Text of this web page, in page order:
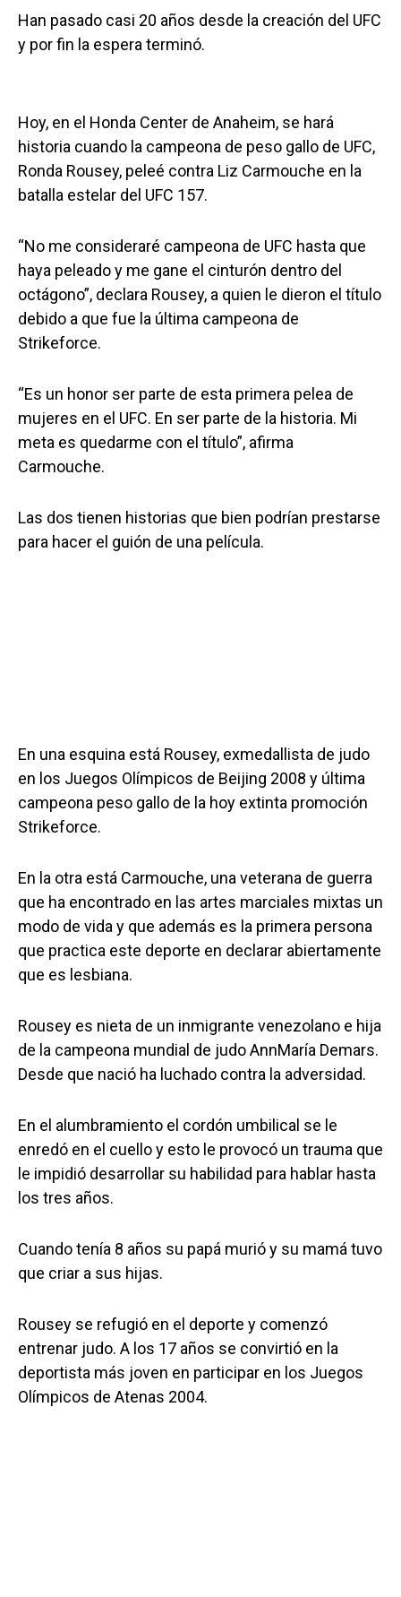
Han pasado casi 20 años desde la creación del UFC
y por fin la espera terminó.
Hoy, en el Honda Center de Anaheim, se hará
historia cuando la campeona de peso gallo de UFC,
Ronda Rousey, peleé contra Liz Carmouche en la
batalla estelar del UFC 157.
“No me consideraré campeona de UFC hasta que
haya peleado y me gane el cinturón dentro del
octágono”, declara Rousey, a quien le dieron el título
debido a que fue la última campeona de
Strikeforce.
“Es un honor ser parte de esta primera pelea de
mujeres en el UFC. En ser parte de la historia. Mi
meta es quedarme con el título”, afirma
Carmouche.
Las dos tienen historias que bien podrían prestarse
para hacer el guión de una película.
En una esquina está Rousey, exmedallista de judo
en los Juegos Olímpicos de Beijing 2008 y última
campeona peso gallo de la hoy extinta promoción
Strikeforce.
En la otra está Carmouche, una veterana de guerra
que ha encontrado en las artes marciales mixtas un
modo de vida y que además es la primera persona
que practica este deporte en declarar abiertamente
que es lesbiana.
Rousey es nieta de un inmigrante venezolano e hija
de la campeona mundial de judo AnnMaría Demars.
Desde que nació ha luchado contra la adversidad.
En el alumbramiento el cordón umbilical se le
enredó en el cuello y esto le provocó un trauma que
le impidió desarrollar su habilidad para hablar hasta
los tres años.
Cuando tenía 8 años su papá murió y su mamá tuvo
que criar a sus hijas.
Rousey se refugió en el deporte y comenzó
entrenar judo. A los 17 años se convirtió en la
deportista más joven en participar en los Juegos
Olímpicos de Atenas 2004.